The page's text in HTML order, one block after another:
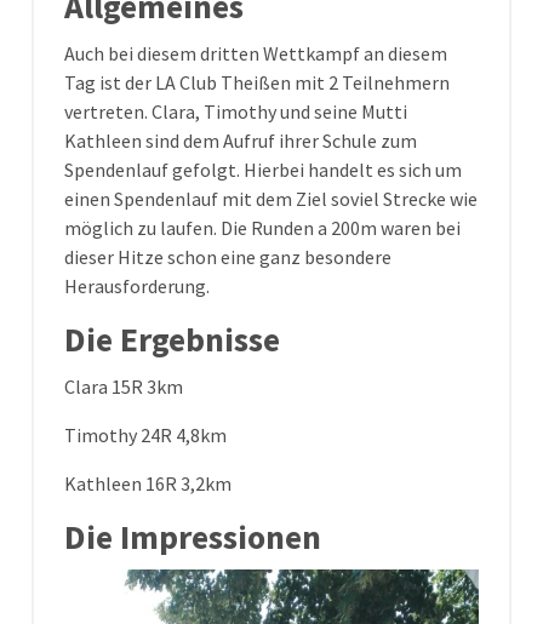
Auch bei diesem dritten Wettkampf an diesem
Tag ist der LA Club Theißen mit 2 Teilnehmern
vertreten. Clara, Timothy und seine Mutti
Kathleen sind dem Aufruf ihrer Schule zum
Spendenlauf gefolgt. Hierbei handelt es sich um
einen Spendenlauf mit dem Ziel soviel Strecke wie
möglich zu laufen. Die Runden a 200m waren bei
dieser Hitze schon eine ganz besondere
Herausforderung.
Die Ergebnisse
Clara 15R 3km
Timothy 24R 4,8km
Kathleen 16R 3,2km
Die Impressionen